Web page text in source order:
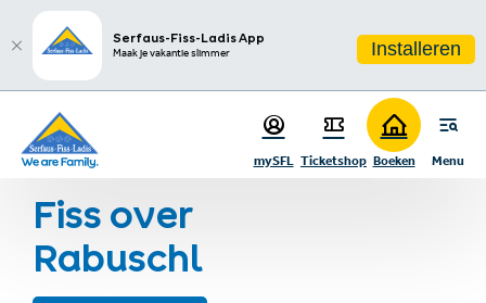
Serfaus-Fiss-Ladis App
Maak je vakantie slimmer Installeren
Ga naar hoofdinhoud
Ga naar inhoudsopgave
Ga naar hoofdnavigatie
sr.table-of-contents
Aanbevelingen & Bezienswaardigheden
Infos & Highlights
Menu
mySFL Ticketshop Boeken
Startpagina Zomeractiviteiten
Wandelen
Fiss over Rabuschl
Fiss over
Rabuschl